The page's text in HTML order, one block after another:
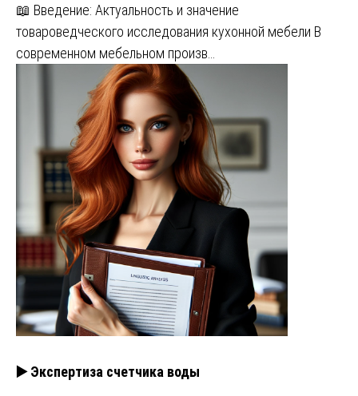
📖 Введение: Актуальность и значение
товароведческого исследования кухонной мебели В
современном мебельном произв…
▶️ Экспертиза счетчика воды